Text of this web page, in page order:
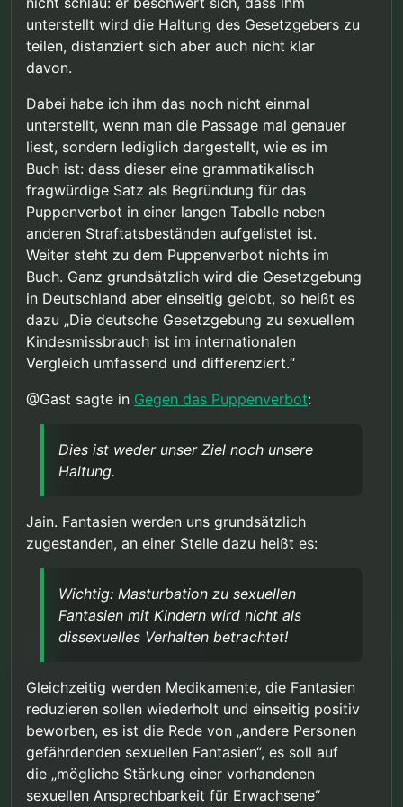
Wertschätzung und zur Unterscheidung von
Fantasie und Verhalten aus. Ich empfehle Ihnen,
sich selbst ein Bild zu machen.
unterstellt wird die Haltung des Gesetzgebers zu
teilen, distanziert sich aber auch nicht klar
davon.
Dabei habe ich ihm das noch nicht einmal
unterstellt, wenn man die Passage mal genauer
liest, sondern lediglich dargestellt, wie es im
Buch ist: dass dieser eine grammatikalisch
fragwürdige Satz als Begründung für das
Puppenverbot in einer langen Tabelle neben
anderen Straftatsbeständen aufgelistet ist.
Weiter steht zu dem Puppenverbot nichts im
Buch. Ganz grundsätzlich wird die Gesetzgebung
in Deutschland aber einseitig gelobt, so heißt es
dazu „Die deutsche Gesetzgebung zu sexuellem
Kindesmissbrauch ist im internationalen
Vergleich umfassend und differenziert.“
@Gast sagte in Gegen das Puppenverbot:
Dies ist weder unser Ziel noch unsere
Haltung.
Jain. Fantasien werden uns grundsätzlich
zugestanden, an einer Stelle dazu heißt es:
Wichtig: Masturbation zu sexuellen
Fantasien mit Kindern wird nicht als
dissexuelles Verhalten betrachtet!
Gleichzeitig werden Medikamente, die Fantasien
reduzieren sollen wiederholt und einseitig positiv
beworben, es ist die Rede von „andere Personen
gefährdenden sexuellen Fantasien“, es soll auf
die „mögliche Stärkung einer vorhandenen
sexuellen Ansprechbarkeit für Erwachsene“